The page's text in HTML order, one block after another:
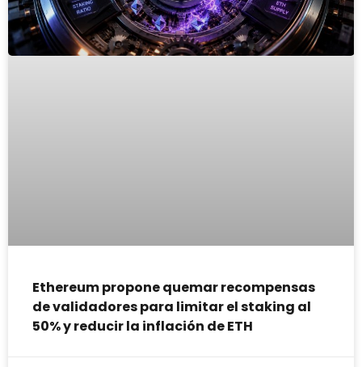
Ethereum propone quemar recompensas
de validadores para limitar el staking al
50% y reducir la inflación de ETH